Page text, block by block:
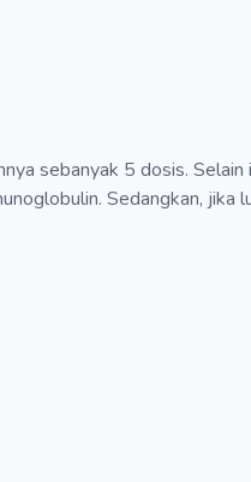
sebanyak 5 dosis.
Sedangkan,